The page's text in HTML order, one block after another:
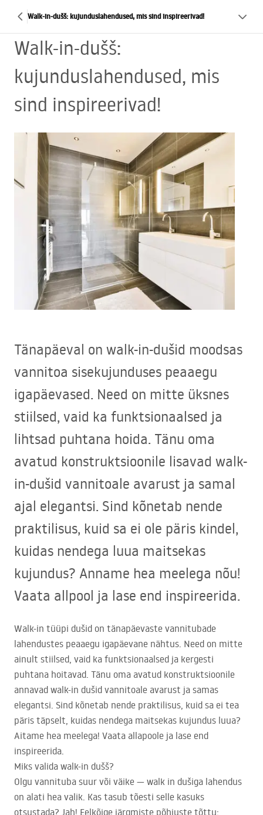
Walk-in-dušš: kujunduslahendused, mis sind inspireerivad!
Walk-in-dušš:
kujunduslahendused, mis
sind inspireerivad!
Tänapäeval on walk-in-dušid moodsas
vannitoa sisekujunduses peaaegu
igapäevased. Need on mitte üksnes
stiilsed, vaid ka funktsionaalsed ja
lihtsad puhtana hoida. Tänu oma
avatud konstruktsioonile lisavad walk-
in-dušid vannitoale avarust ja samal
ajal elegantsi. Sind kõnetab nende
praktilisus, kuid sa ei ole päris kindel,
kuidas nendega luua maitsekas
kujundus? Anname hea meelega nõu!
Vaata allpool ja lase end inspireerida.
Walk-in tüüpi dušid on tänapäevaste vannitubade
lahendustes peaaegu igapäevane nähtus. Need on mitte
ainult stiilsed, vaid ka funktsionaalsed ja kergesti
puhtana hoitavad. Tänu oma avatud konstruktsioonile
annavad walk-in dušid vannitoale avarust ja samas
elegantsi. Sind kõnetab nende praktilisus, kuid sa ei tea
päris täpselt, kuidas nendega maitsekas kujundus luua?
Aitame hea meelega! Vaata allapoole ja lase end
inspireerida.
Miks valida walk-in dušš?
Olgu vannituba suur või väike — walk in dušiga lahendus
on alati hea valik. Kas tasub tõesti selle kasuks
otsustada? Jah! Eelkõige järgmiste põhjuste tõttu: